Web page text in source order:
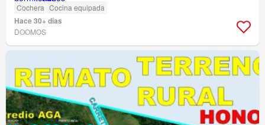
Cochera Cocina equipada
Hace 30+ días
DOOMOS